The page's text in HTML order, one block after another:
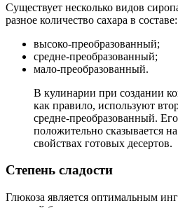
Существует несколько видов
разное количество сахара в составе:
высоко-преобразованный;
средне-преобразованный;
мало-преобразованный.
В кулинарии при создании
как правило, используют
средне-преобразованный.
положительно сказывается
свойствах готовых десертов.
Степень сладости
Глюкоза является оптимальным